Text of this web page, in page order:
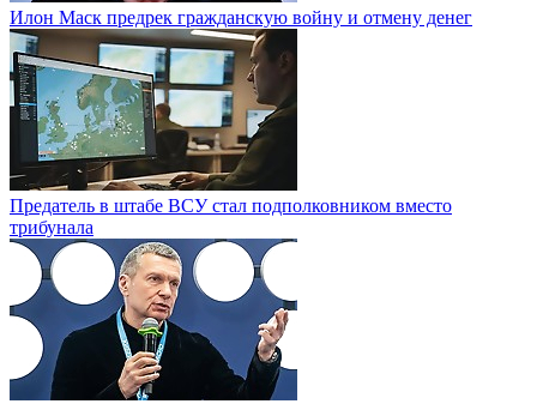
Илон Маск предрек гражданскую войну и отмену денег
Предатель в штабе ВСУ стал подполковником вместо
трибунала